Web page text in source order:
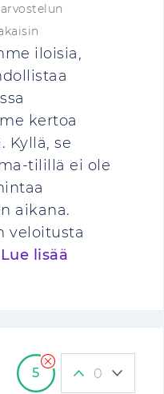
iloisia,
kertoa
Kyllä, se
tilillä ei ole
aikana.
veloitusta
Lue lisää
5 0